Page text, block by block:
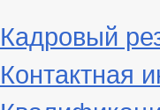
Кадровый
Контактная